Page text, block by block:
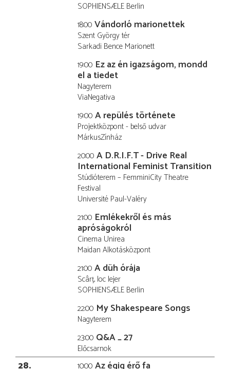
SOPHIENSÆLE Berlin
18:00 Vándorló marionettek
Szent György tér
Sarkadi Bence Marionett
19:00 Ez az én igazságom, mondd
el a tiedet
Nagyterem
ViaNegativa
19:00 A repülés története
Projektközpont - belső udvar
MárkusZínház
20:00 A D.R.I.F.T - Drive Real
International Feminist Transition
Stúdióterem – FemminiCity Theatre
Festival
Université Paul-Valéry
21:00 Emlékekről és más
apróságokról
Cinema Unirea
Maidan Alkotásközpont
21:00 A düh órája
Scârț, loc lejer
SOPHIENSÆLE Berlin
22:00 My Shakespeare Songs
Nagyterem
23:00 Q&A _ 27
Előcsarnok
28 10:00 Az égig érő fa